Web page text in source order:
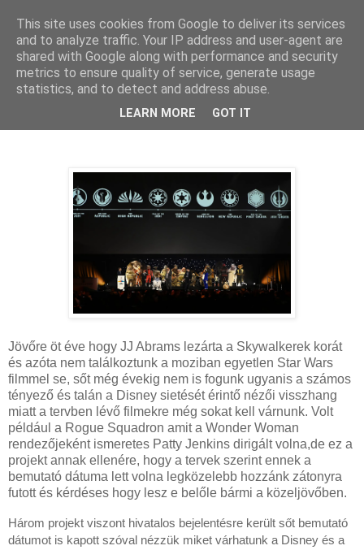
2023. július 7., péntek
A Star Wars közeli és távoli jövője
Jövőre öt éve hogy JJ Abrams lezárta a Skywalkerek korát
és azóta nem találkoztunk a moziban egyetlen Star Wars
filmmel se, sőt még évekig nem is fogunk ugyanis a számos
tényező és talán a Disney sietését érintő nézői visszhang
miatt a tervben lévő filmekre még sokat kell várnunk. Volt
például a Rogue Squadron amit a Wonder Woman
rendezőjeként ismeretes Patty Jenkins dirigált volna,de ez a
projekt annak ellenére, hogy a tervek szerint ennek a
bemutató dátuma lett volna legközelebb hozzánk zátonyra
futott és kérdéses hogy lesz e belőle bármi a közeljövőben.
Három projekt viszont hivatalos bejelentésre került sőt bemutató
dátumot is kapott szóval nézzük miket várhatunk a Disney és a
This site uses cookies from Google to deliver its services
and to analyze traffic. Your IP address and user-agent are
shared with Google along with performance and security
metrics to ensure quality of service, generate usage
statistics, and to detect and address abuse.
LEARN MORE GOT IT